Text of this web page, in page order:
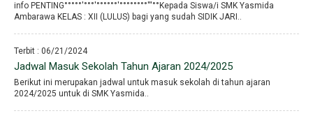
info PENTING°°°°°′°°°′°°°°°°′°°°°°°°°′′′°°Kepada Siswa/i SMK Yasmida
Ambarawa KELAS : XII (LULUS) bagi yang sudah SIDIK JARI..
Terbit : 06/21/2024
Jadwal Masuk Sekolah Tahun Ajaran 2024/2025
Berikut ini merupakan jadwal untuk masuk sekolah di tahun ajaran
2024/2025 untuk di SMK Yasmida..